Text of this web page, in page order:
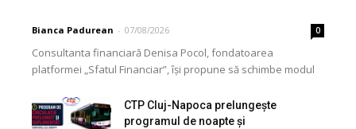
Bianca Padurean - 07/08/2026 0
Consultanta financiară Denisa Pocol, fondatoarea
platformei „Sfatul Financiar”, își propune să schimbe modul
de peste...
CTP Cluj-Napoca prelungește
programul de noapte și